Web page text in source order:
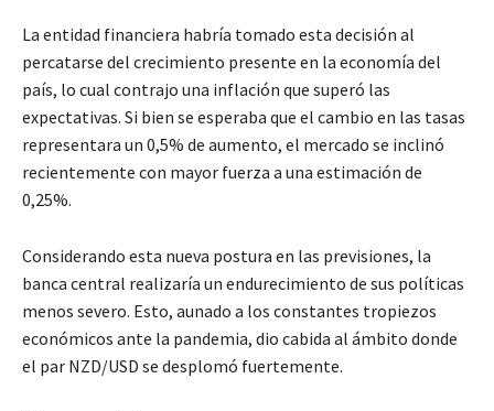
La entidad financiera habría tomado esta decisión al
percatarse del crecimiento presente en la economía del
país, lo cual contrajo una inflación que superó las
expectativas. Si bien se esperaba que el cambio en las tasas
representara un 0,5% de aumento, el mercado se inclinó
recientemente con mayor fuerza a una estimación de
0,25%.
Considerando esta nueva postura en las previsiones, la
banca central realizaría un endurecimiento de sus políticas
menos severo. Esto, aunado a los constantes tropiezos
económicos ante la pandemia, dio cabida al ámbito donde
el par NZD/USD se desplomó fuertemente.